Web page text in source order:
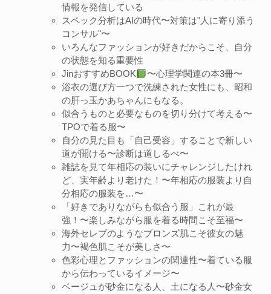
情報を発信している
スペック分析はAIの時代〜対策は"人に寄り添う
コンサル"〜
いろんなファッションが好きだからこそ、自分
の状態を知る重要性
JinおすすめBOOK
〜心理学関連の本3冊〜
浴衣の選び方一つで洗練された女性にも、昭和
の肝っ玉かあちゃんにもなる。
似合うものと必要なものを切り分けて考える〜
TPOで着る服〜
自分の見た目も「自己受容」することで新しい
道が開ける〜診断は道しるべ〜
雑誌を見て年相応の装いにチャレンジしたけれ
ど、実年齢より老けた！〜年相応の服装より自
分相応の服装を…〜
「好きでありながらも似合う服」これが最
強！〜楽しみながら服を着る時間こそ至福〜
海外セレブのようなブロンズ肌こそ彼女の魅
力〜褐色肌こそが美しさ〜
色彩心理とファッションの関連性〜着ている服
から伝わっているイメージ〜
ベージュが砂金になる人、土になる人〜砂金女